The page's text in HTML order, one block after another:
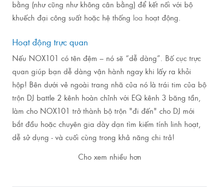
bằng (như cũng như không cân bằng) để kết nối với bộ
khuếch đại công suất hoặc hệ thống loa hoạt động.
Hoạt động trực quan
Nếu NOX101 có tên đệm – nó sẽ “dễ dàng”. Bố cục trực
quan giúp bạn dễ dàng vận hành ngay khi lấy ra khỏi
hộp! Bên dưới vẻ ngoài trang nhã của nó là trái tim của bộ
trộn DJ battle 2 kênh hoàn chỉnh với EQ kênh 3 băng tần,
làm cho NOX101 trở thành bộ trộn "đi đến" cho DJ mới
bắt đầu hoặc chuyên gia dày dạn tìm kiếm tính linh hoạt,
dễ sử dụng - và cuối cùng trong khả năng chi trả!
Cho xem nhiều hơn